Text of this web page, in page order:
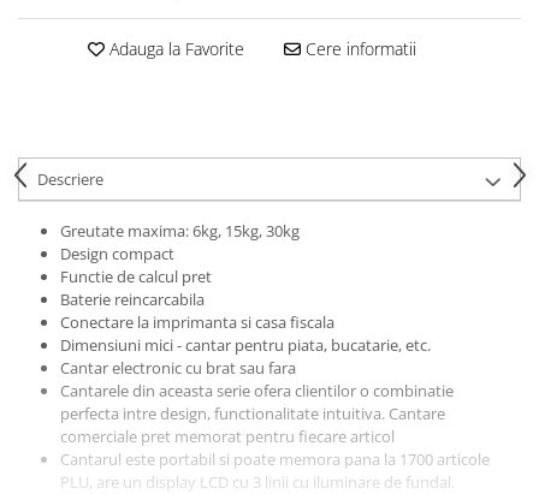
Adauga la Favorite Cere informatii
Descriere
Greutate maxima: 6kg, 15kg, 30kg
Design compact
Functie de calcul pret
Baterie reincarcabila
Conectare la imprimanta si casa fiscala
Dimensiuni mici - cantar pentru piata, bucatarie, etc.
Cantar electronic cu brat sau fara
Cantarele din aceasta serie ofera clientilor o combinatie
perfecta intre design, functionalitate intuitiva. Cantare
comerciale pret memorat pentru fiecare articol
Cantarul este portabil si poate memora pana la 1700 articole
PLU, are un display LCD cu 3 linii cu iluminare de fundal.